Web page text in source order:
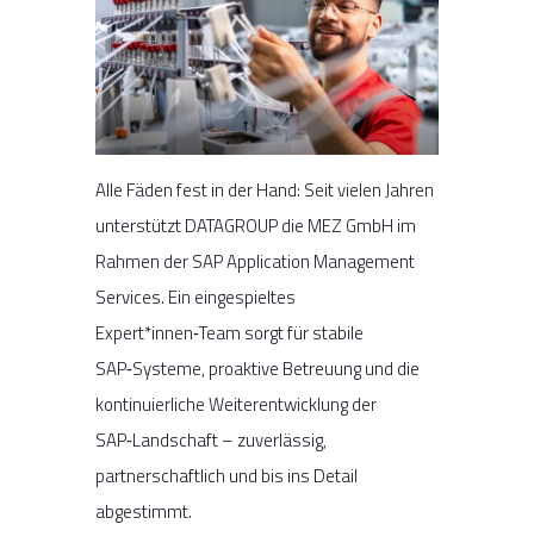
Alle Fäden fest in der Hand: Seit vielen Jahren
unterstützt DATAGROUP die MEZ GmbH im
Rahmen der SAP Application Management
Services. Ein eingespieltes
Expert*innen‑Team sorgt für stabile
SAP‑Systeme, proaktive Betreuung und die
kontinuierliche Weiterentwicklung der
SAP‑Landschaft – zuverlässig,
partnerschaftlich und bis ins Detail
abgestimmt.